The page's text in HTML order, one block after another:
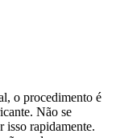
o procedimento é
Não se
isso rapidamente.